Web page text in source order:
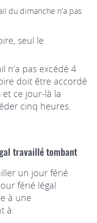
du dimanche n'a pas
seul le
n’a pas excédé 4
doit être accordé
ce jour-là la
cinq heures.
travaillé tombant
un jour férié
férié légal
à une
à: